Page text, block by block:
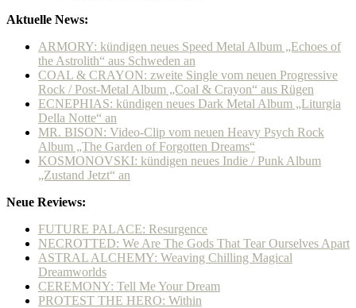
Aktuelle News:
ARMORY: kündigen neues Speed Metal Album „Echoes of
the Astrolith“ aus Schweden an
COAL & CRAYON: zweite Single vom neuen Progressive
Rock / Post-Metal Album „Coal & Crayon“ aus Rügen
ECNEPHIAS: kündigen neues Dark Metal Album „Liturgia
Della Notte“ an
MR. BISON: Video-Clip vom neuen Heavy Psych Rock
Album „The Garden of Forgotten Dreams“
KOSMONOVSKI: kündigen neues Indie / Punk Album
„Zustand Jetzt“ an
Neue Reviews:
FUTURE PALACE: Resurgence
NECROTTED: We Are The Gods That Tear Ourselves Apart
ASTRAL ALCHEMY: Weaving Chilling Magical
Dreamworlds
CEREMONY: Tell Me Your Dream
PROTEST THE HERO: Within